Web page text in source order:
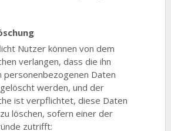
Nutzer können von dem
verlangen, dass die ihn
Daten
werden, und der
ist verpflichtet, diese Daten
löschen, sofern einer der
zutrifft: